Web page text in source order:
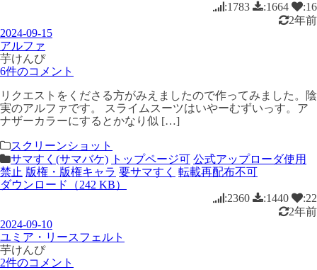
:1783
:1664
:16
2年前
2024-09-15
アルファ
芋けんぴ
6件のコメント
リクエストをくださる方がみえましたので作ってみました。陰
実のアルファです。 スライムスーツはいやーむずいっす。ア
ナザーカラーにするとかなり似 […]
スクリーンショット
サマすく(サマバケ) トップページ可 公式アップローダ使用
禁止 版権・版権キャラ 要サマすく 転載再配布不可
ダウンロード（242 KB）
:2360
:1440
:22
2年前
2024-09-10
ユミア・リースフェルト
芋けんぴ
2件のコメント